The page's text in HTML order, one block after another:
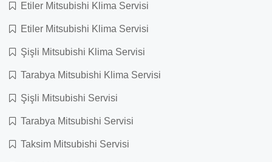
Etiler Mitsubishi Klima Servisi
Etiler Mitsubishi Klima Servisi
Şişli Mitsubishi Klima Servisi
Tarabya Mitsubishi Klima Servisi
Şişli Mitsubishi Servisi
Tarabya Mitsubishi Servisi
Taksim Mitsubishi Servisi